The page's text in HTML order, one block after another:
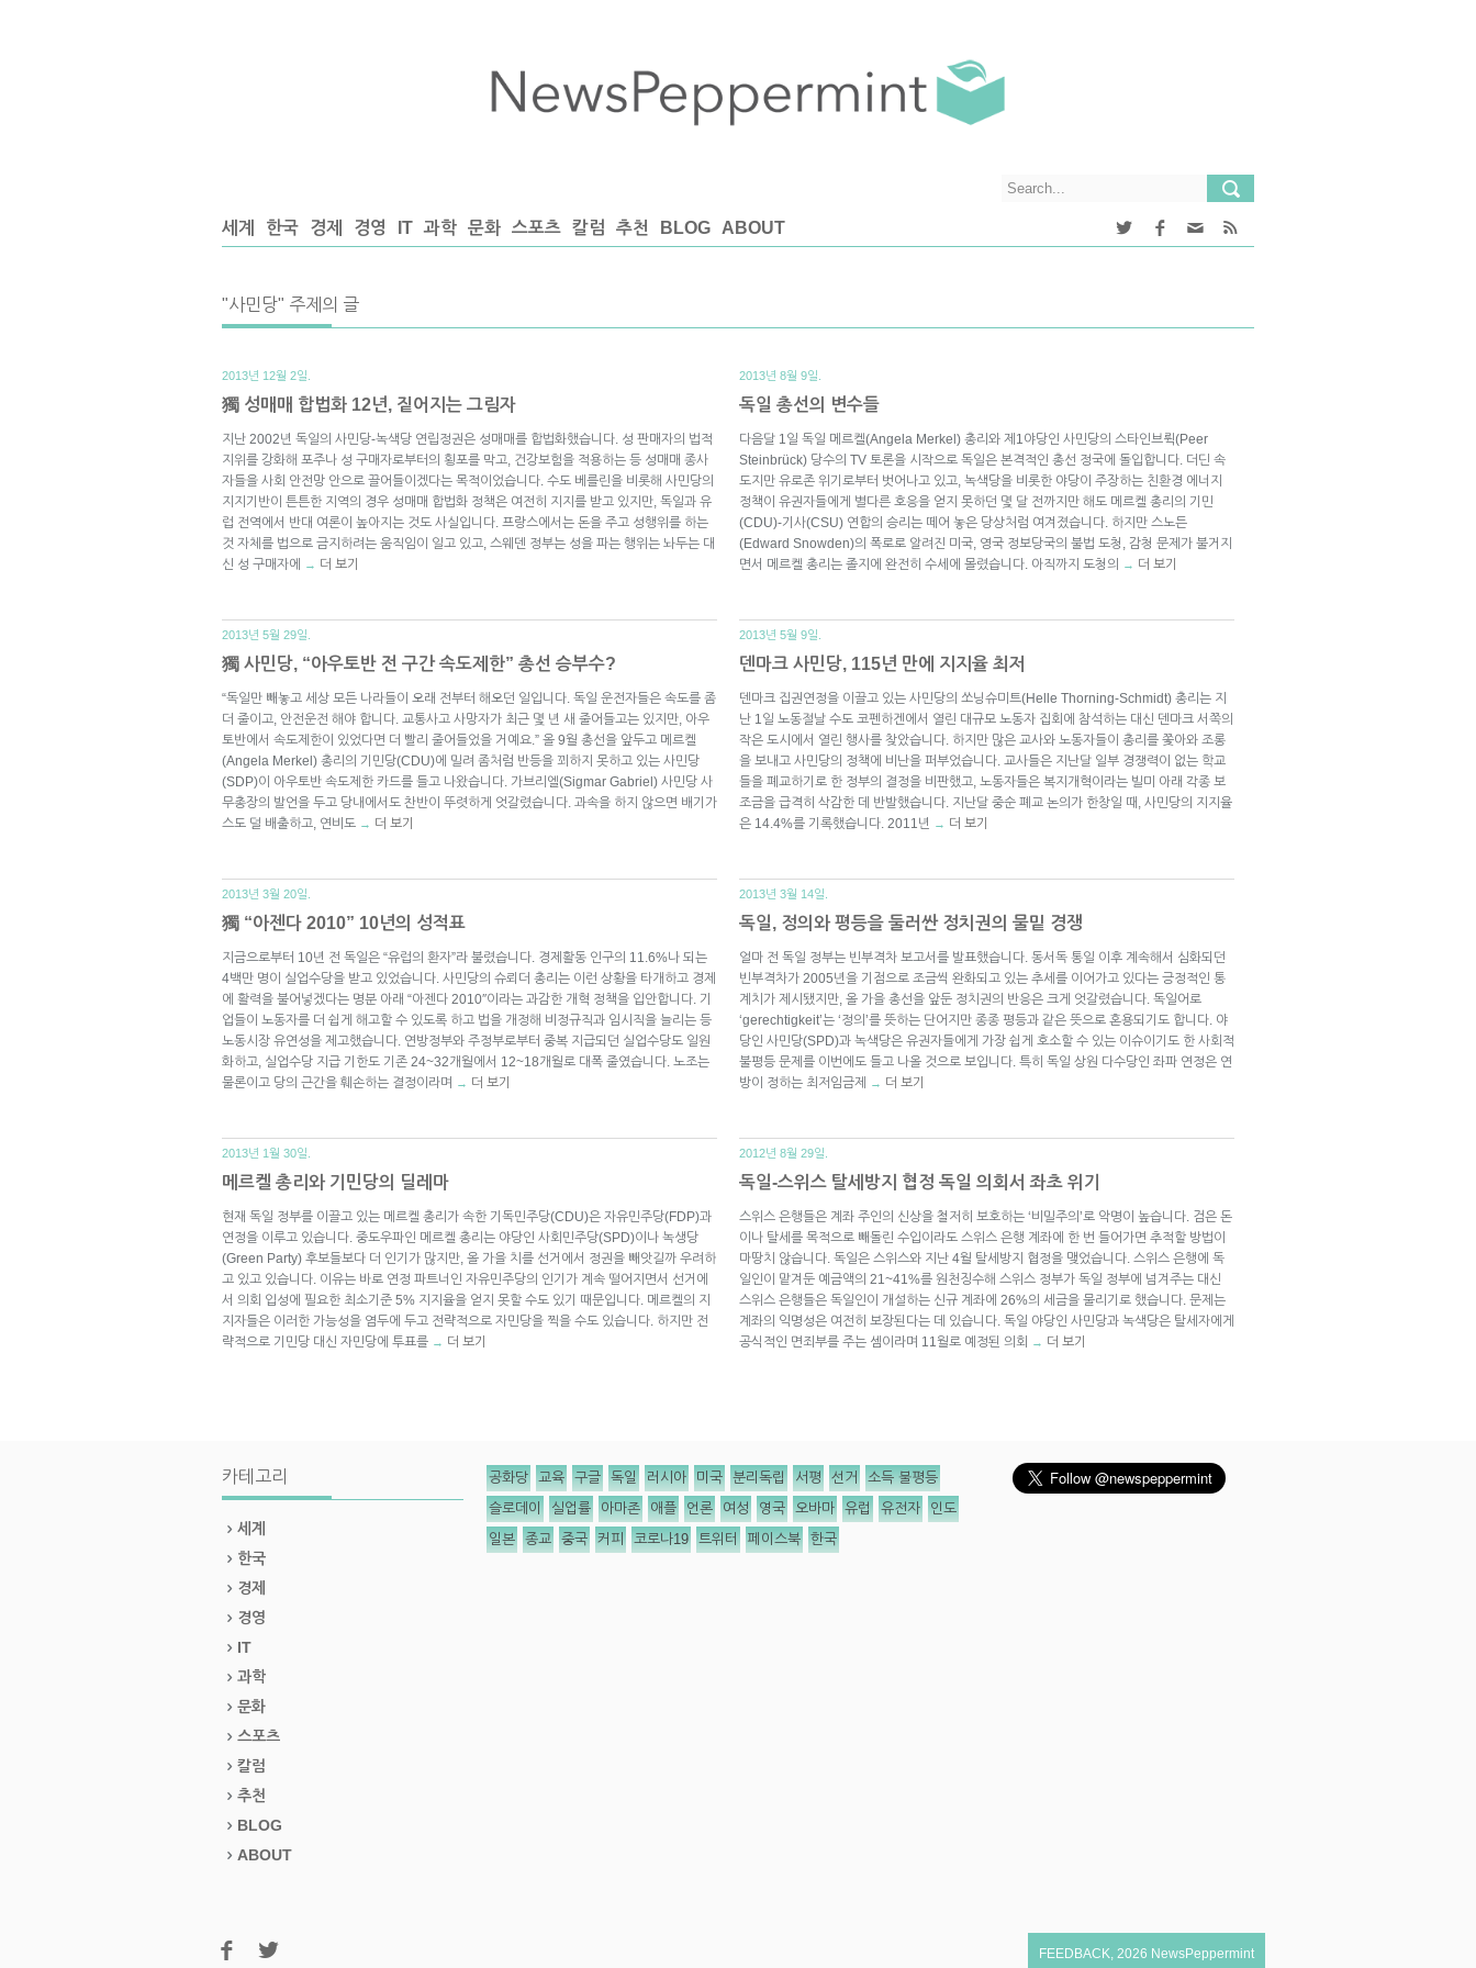
세계 한국 경제 경영 IT 과학 문화 스포츠 칼럼 추천 BLOG ABOUT
"사민당" 주제의 글
2013년 12월 2일.
獨 성매매 합법화 12년, 짙어지는 그림자
지난 2002년 독일의 사민당-녹색당 연립정권은 성매매를 합법화했습니다. 성 판매자의 법적
지위를 강화해 포주나 성 구매자로부터의 횡포를 막고, 건강보험을 적용하는 등 성매매 종사
자들을 사회 안전망 안으로 끌어들이겠다는 목적이었습니다. 수도 베를린을 비롯해 사민당의
지지기반이 튼튼한 지역의 경우 성매매 합법화 정책은 여전히 지지를 받고 있지만, 독일과 유
럽 전역에서 반대 여론이 높아지는 것도 사실입니다. 프랑스에서는 돈을 주고 성행위를 하는
것 자체를 법으로 금지하려는 움직임이 일고 있고, 스웨덴 정부는 성을 파는 행위는 놔두는 대
신 성 구매자에
→ 더 보기
2013년 8월 9일.
독일 총선의 변수들
다음달 1일 독일 메르켈(Angela Merkel) 총리와 제1야당인 사민당의 스타인브뤽(Peer
Steinbrück) 당수의 TV 토론을 시작으로 독일은 본격적인 총선 정국에 돌입합니다. 더딘 속
도지만 유로존 위기로부터 벗어나고 있고, 녹색당을 비롯한 야당이 주장하는 친환경 에너지
정책이 유권자들에게 별다른 호응을 얻지 못하던 몇 달 전까지만 해도 메르켈 총리의 기민
(CDU)-기사(CSU) 연합의 승리는 떼어 놓은 당상처럼 여겨졌습니다. 하지만 스노든
(Edward Snowden)의 폭로로 알려진 미국, 영국 정보당국의 불법 도청, 감청 문제가 불거지
면서 메르켈 총리는 졸지에 완전히 수세에 몰렸습니다. 아직까지 도청의
→ 더 보기
2013년 5월 29일.
獨 사민당, “아우토반 전 구간 속도제한” 총선 승부수?
“독일만 빼놓고 세상 모든 나라들이 오래 전부터 해오던 일입니다. 독일 운전자들은 속도를 좀
더 줄이고, 안전운전 해야 합니다. 교통사고 사망자가 최근 몇 년 새 줄어들고는 있지만, 아우
토반에서 속도제한이 있었다면 더 빨리 줄어들었을 거예요.” 올 9월 총선을 앞두고 메르켈
(Angela Merkel) 총리의 기민당(CDU)에 밀려 좀처럼 반등을 꾀하지 못하고 있는 사민당
(SDP)이 아우토반 속도제한 카드를 들고 나왔습니다. 가브리엘(Sigmar Gabriel) 사민당 사
무총장의 발언을 두고 당내에서도 찬반이 뚜렷하게 엇갈렸습니다. 과속을 하지 않으면 배기가
스도 덜 배출하고, 연비도 → 더 보기
2013년 5월 9일.
덴마크 사민당, 115년 만에 지지율 최저
덴마크 집권연정을 이끌고 있는 사민당의 쏘닝슈미트(Helle Thorning-Schmidt) 총리는 지
난 1일 노동절날 수도 코펜하겐에서 열린 대규모 노동자 집회에 참석하는 대신 덴마크 서쪽의
작은 도시에서 열린 행사를 찾았습니다. 하지만 많은 교사와 노동자들이 총리를 쫓아와 조롱
을 보내고 사민당의 정책에 비난을 퍼부었습니다. 교사들은 지난달 일부 경쟁력이 없는 학교
들을 폐교하기로 한 정부의 결정을 비판했고, 노동자들은 복지개혁이라는 빌미 아래 각종 보
조금을 급격히 삭감한 데 반발했습니다. 지난달 중순 폐교 논의가 한창일 때, 사민당의 지지율
은 14.4%를 기록했습니다. 2011년 → 더 보기
2013년 3월 20일.
獨 “아젠다 2010” 10년의 성적표
지금으로부터 10년 전 독일은 “유럽의 환자”라 불렸습니다. 경제활동 인구의 11.6%나 되는
4백만 명이 실업수당을 받고 있었습니다. 사민당의 슈뢰더 총리는 이런 상황을 타개하고 경제
에 활력을 불어넣겠다는 명분 아래 “아젠다 2010″이라는 과감한 개혁 정책을 입안합니다. 기
업들이 노동자를 더 쉽게 해고할 수 있도록 하고 법을 개정해 비정규직과 임시직을 늘리는 등
노동시장 유연성을 제고했습니다. 연방정부와 주정부로부터 중복 지급되던 실업수당도 일원
화하고, 실업수당 지급 기한도 기존 24~32개월에서 12~18개월로 대폭 줄였습니다. 노조는
물론이고 당의 근간을 훼손하는 결정이라며 → 더 보기
2013년 3월 14일.
독일, 정의와 평등을 둘러싼 정치권의 물밑 경쟁
얼마 전 독일 정부는 빈부격차 보고서를 발표했습니다. 동서독 통일 이후 계속해서 심화되던
빈부격차가 2005년을 기점으로 조금씩 완화되고 있는 추세를 이어가고 있다는 긍정적인 통
계치가 제시됐지만, 올 가을 총선을 앞둔 정치권의 반응은 크게 엇갈렸습니다. 독일어로
‘gerechtigkeit’는 ‘정의’를 뜻하는 단어지만 종종 평등과 같은 뜻으로 혼용되기도 합니다. 야
당인 사민당(SPD)과 녹색당은 유권자들에게 가장 쉽게 호소할 수 있는 이슈이기도 한 사회적
불평등 문제를 이번에도 들고 나올 것으로 보입니다. 특히 독일 상원 다수당인 좌파 연정은 연
방이 정하는 최저임금제
→ 더 보기
2013년 1월 30일.
메르켈 총리와 기민당의 딜레마
현재 독일 정부를 이끌고 있는 메르켈 총리가 속한 기독민주당(CDU)은 자유민주당(FDP)과
연정을 이루고 있습니다. 중도우파인 메르켈 총리는 야당인 사회민주당(SPD)이나 녹생당
(Green Party) 후보들보다 더 인기가 많지만, 올 가을 치를 선거에서 정권을 빼앗길까 우려하
고 있고 있습니다. 이유는 바로 연정 파트너인 자유민주당의 인기가 계속 떨어지면서 선거에
서 의회 입성에 필요한 최소기준 5% 지지율을 얻지 못할 수도 있기 때문입니다. 메르켈의 지
지자들은 이러한 가능성을 염두에 두고 전략적으로 자민당을 찍을 수도 있습니다. 하지만 전
략적으로 기민당 대신 자민당에 투표를 → 더 보기
2012년 8월 29일.
독일-스위스 탈세방지 협정 독일 의회서 좌초 위기
스위스 은행들은 계좌 주인의 신상을 철저히 보호하는 ‘비밀주의’로 악명이 높습니다. 검은 돈
이나 탈세를 목적으로 빼돌린 수입이라도 스위스 은행 계좌에 한 번 들어가면 추적할 방법이
마땅치 않습니다. 독일은 스위스와 지난 4월 탈세방지 협정을 맺었습니다. 스위스 은행에 독
일인이 맡겨둔 예금액의 21~41%를 원천징수해 스위스 정부가 독일 정부에 넘겨주는 대신
스위스 은행들은 독일인이 개설하는 신규 계좌에 26%의 세금을 물리기로 했습니다. 문제는
계좌의 익명성은 여전히 보장된다는 데 있습니다. 독일 야당인 사민당과 녹색당은 탈세자에게
공식적인 면죄부를 주는 셈이라며 11월로 예정된 의회 → 더 보기
카테고리
세계
한국
경제
경영
IT
과학
문화
스포츠
칼럼
추천
BLOG
ABOUT
공화당 교육 구글 독일 러시아 미국 분리독립 서평 선거 소득 불평등
슬로데이 실업률 아마존 애플 언론 여성 영국 오바마 유럽 유전자 인도
일본 종교 중국 커피 코로나19 트위터 페이스북 한국
FEEDBACK, 2026 NewsPeppermint